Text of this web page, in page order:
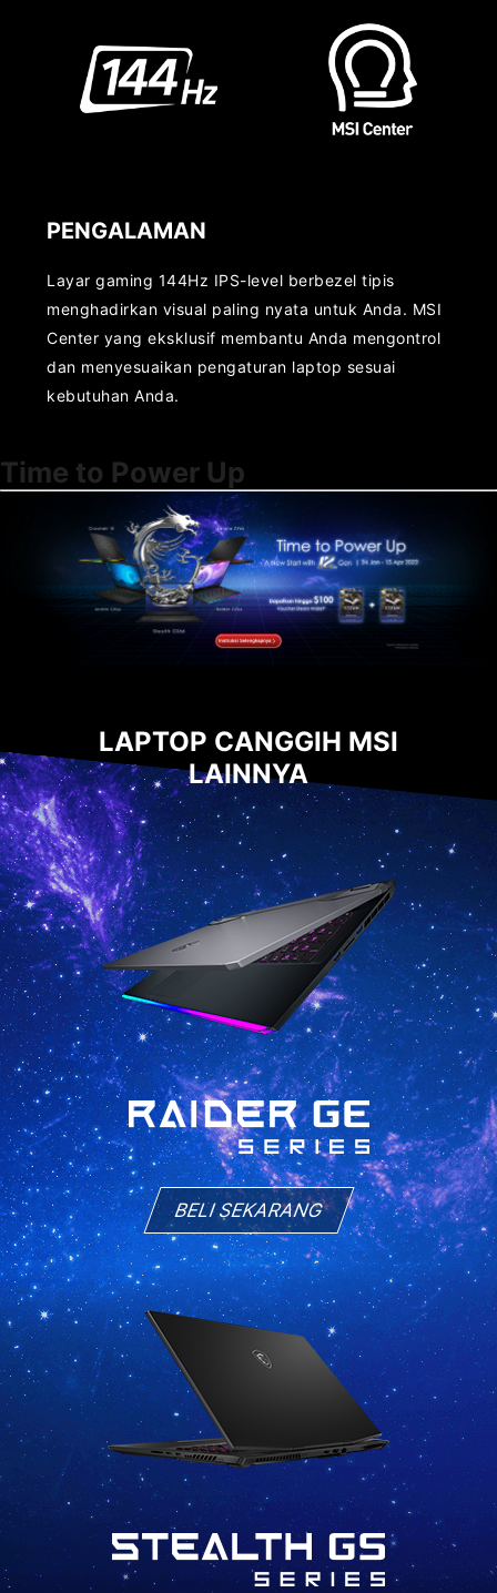
PENGALAMAN
Layar gaming 144Hz IPS-level berbezel tipis
menghadirkan visual paling nyata untuk Anda. MSI
Center yang eksklusif membantu Anda mengontrol
dan menyesuaikan pengaturan laptop sesuai
kebutuhan Anda.
Time to Power Up
LAPTOP CANGGIH MSI
LAINNYA
BELI SEKARANG